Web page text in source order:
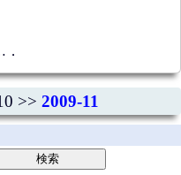
>> 2009-11